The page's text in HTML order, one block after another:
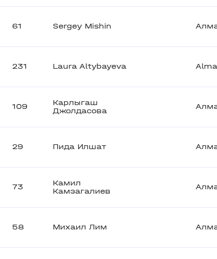
61 Sergey Mishin
231 Laura Altybayeva
109
Карлыгаш
Джолдасова
29 Пида Илшат
73
Камил
Камзагалиев
58 Михаил Лим